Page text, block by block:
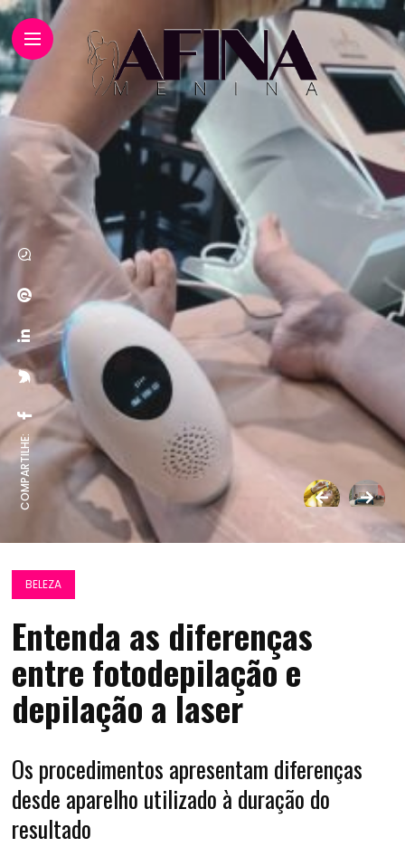
COMPARTILHE:
BELEZA
Entenda as diferenças
entre fotodepilação e
depilação a laser
Os procedimentos apresentam diferenças
desde aparelho utilizado à duração do
resultado